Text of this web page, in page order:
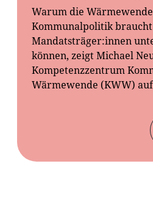
Warum die
Kommunalpolitik
Mandatsträger:innen
können, zeigt Michael
Kompetenzzentrum
Wärmewende (KWW)